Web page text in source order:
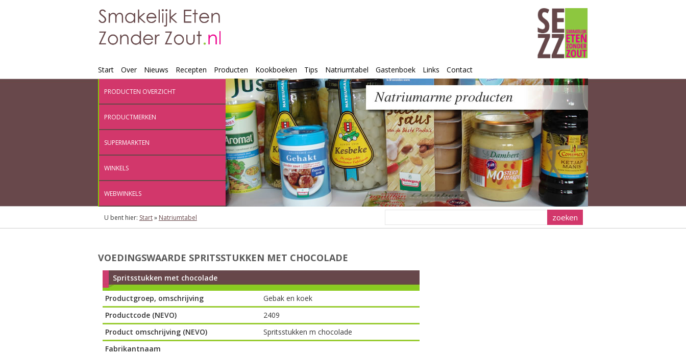
Start Over Nieuws Recepten Producten Kookboeken Tips Natriumtabel Gastenboek Links Contact
PRODUCTEN OVERZICHT
PRODUCTMERKEN
SUPERMARKTEN
WINKELS
WEBWINKELS
U bent hier: Start» Natriumtabel
VOEDINGSWAARDE SPRITSSTUKKEN MET CHOCOLADE
Spritsstukken met chocolade
Productgroep, omschrijving
Gebak en koek
Productcode (NEVO)
2409
Product omschrijving (NEVO)
Spritsstukken m chocolade
Fabrikantnaam